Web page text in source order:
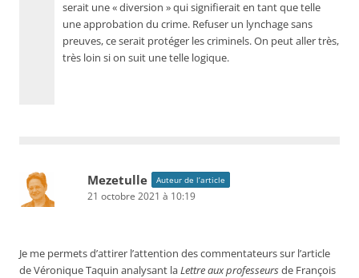
serait une « diversion » qui signifierait en tant que telle
une approbation du crime. Refuser un lynchage sans
preuves, ce serait protéger les criminels. On peut aller très,
très loin si on suit une telle logique.
Mezetulle Auteur de l’article
21 octobre 2021 à 10:19
Je me permets d’attirer l’attention des commentateurs sur l’article
de Véronique Taquin analysant laLettre aux professeursde François